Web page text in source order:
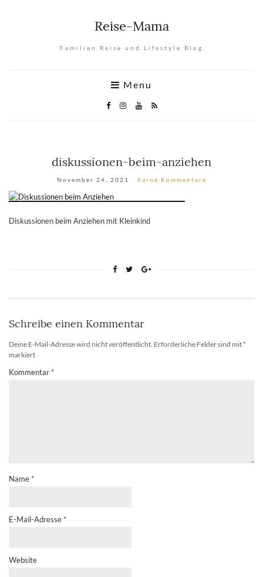
Reise-Mama
Familien Reise und Lifestyle Blog
Menu
diskussionen-beim-anziehen
November 24, 2021 Keine Kommentare
Diskussionen beim Anziehen mit Kleinkind
Schreibe einen Kommentar
Deine E-Mail-Adresse wird nicht veröffentlicht. Erforderliche Felder sind mit *
markiert
Kommentar *
Name *
E-Mail-Adresse *
Website